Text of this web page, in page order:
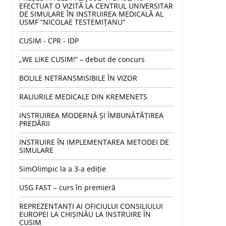
EFECTUAT O VIZITĂ LA CENTRUL UNIVERSITAR
DE SIMULARE ÎN INSTRUIREA MEDICALĂ AL
USMF ”NICOLAE TESTEMIȚANU”
CUSIM - CPR - IDP
„WE LIKE CUSIM!” – debut de concurs
BOLILE NETRANSMISIBILE ÎN VIZOR
RALIURILE MEDICALE DIN KREMENETS
INSTRUIREA MODERNĂ ȘI ÎMBUNĂTĂȚIREA
PREDĂRII
INSTRUIRE ÎN IMPLEMENTAREA METODEI DE
SIMULARE
SimOlimpic la a 3-a ediție
USG FAST – curs în premieră
REPREZENTANȚI AI OFICIULUI CONSILIULUI
EUROPEI LA CHIȘINĂU LA INSTRUIRE ÎN
CUSIM